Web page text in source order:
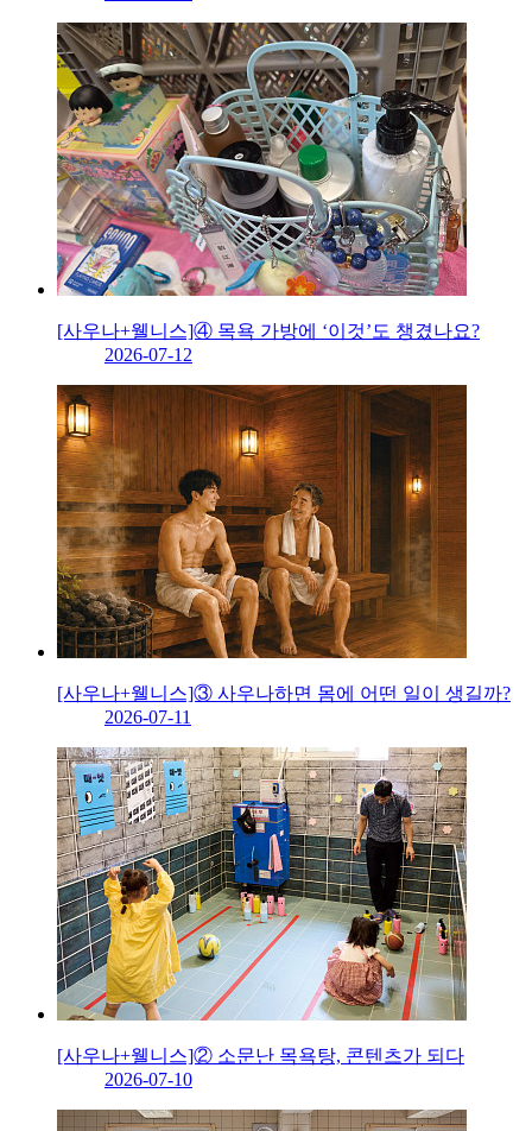
[사우나+웰니스]④ 목욕 가방에 ‘이것’도 챙겼나요?
2026-07-12
[사우나+웰니스]③ 사우나하면 몸에 어떤 일이 생길까?
2026-07-11
[사우나+웰니스]② 소문난 목욕탕, 콘텐츠가 되다
2026-07-10